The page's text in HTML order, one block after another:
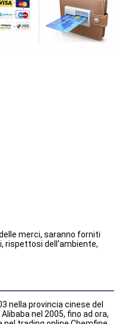
merci, saranno forniti
rispettosi dell'ambiente,
nella provincia cinese del
nel 2005, fino ad ora,